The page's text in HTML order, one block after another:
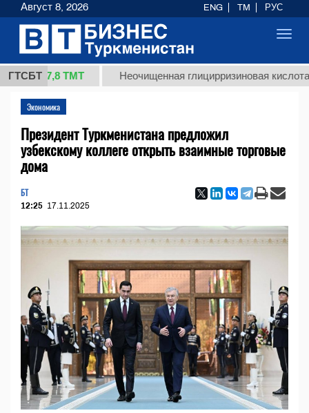
ГТСБТ
ТМТ Неочищенная глицирризиновая кислота
Экономика
Президент Туркменистана предложил
узбекскому коллеге открыть взаимные торговые
дома
БТ
12:25 17.11.2025
Август 8, 2026 ENG TM РУС